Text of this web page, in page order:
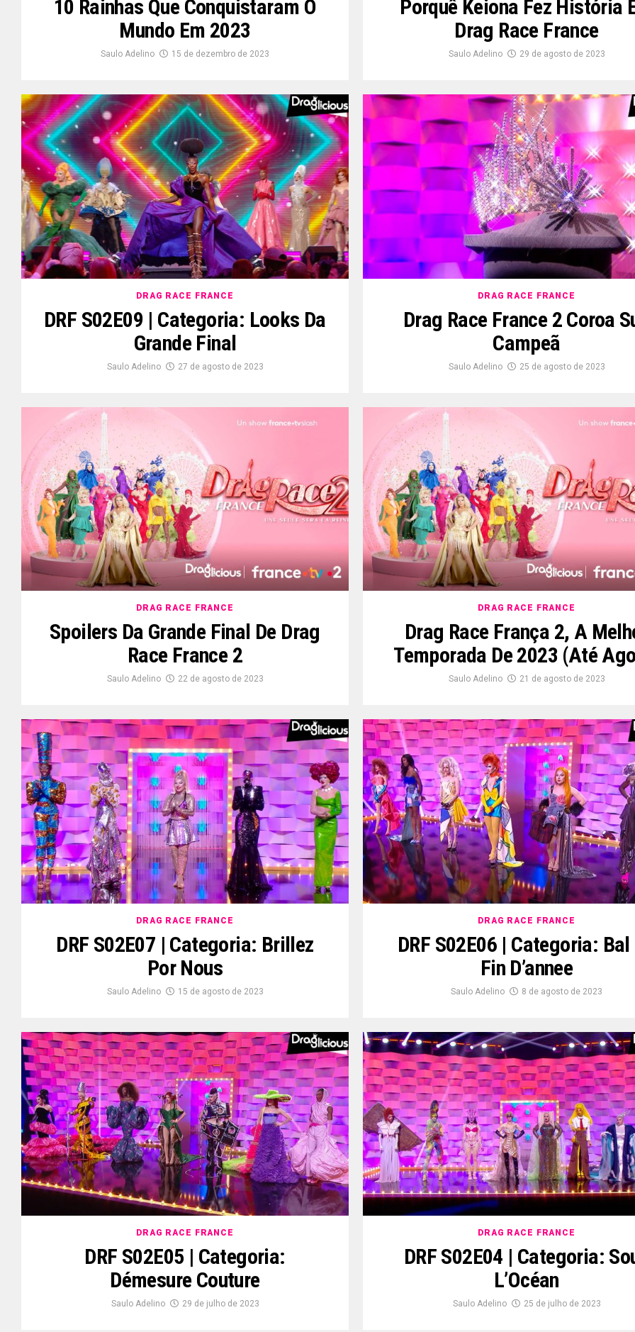
10 Rainhas Que Conquistaram O
Mundo Em 2023
Saulo Adelino 15 de dezembro de 2023
Porquê Keiona Fez História
Drag Race France
Saulo Adelino 29 de agosto de 2023
DRAG RACE FRANCE
DRF S02E09 | Categoria: Looks Da
Grande Final
Saulo Adelino 27 de agosto de 2023
DRAG RACE FRANCE
Drag Race France 2 Coroa
Campeã
Saulo Adelino 25 de agosto de 2023
DRAG RACE FRANCE
Spoilers Da Grande Final De Drag
Race France 2
Saulo Adelino 22 de agosto de 2023
DRAG RACE FRANCE
Drag Race França 2, A
Temporada De 2023 (até
Saulo Adelino 21 de agosto de 2023
DRAG RACE FRANCE
DRF S02E07 | Categoria: Brillez
Por Nous
Saulo Adelino 15 de agosto de 2023
DRAG RACE FRANCE
DRF S02E06 | Categoria: Bal
Fin D’annee
Saulo Adelino 8 de agosto de 2023
DRAG RACE FRANCE
DRF S02E05 | Categoria:
Démesure Couture
Saulo Adelino 29 de julho de 2023
DRAG RACE FRANCE
DRF S02E04 | Categoria:
L’Océan
Saulo Adelino 25 de julho de 2023